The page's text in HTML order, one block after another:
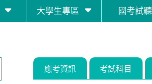
大學生專區 國考試
應考資訊 考試科目